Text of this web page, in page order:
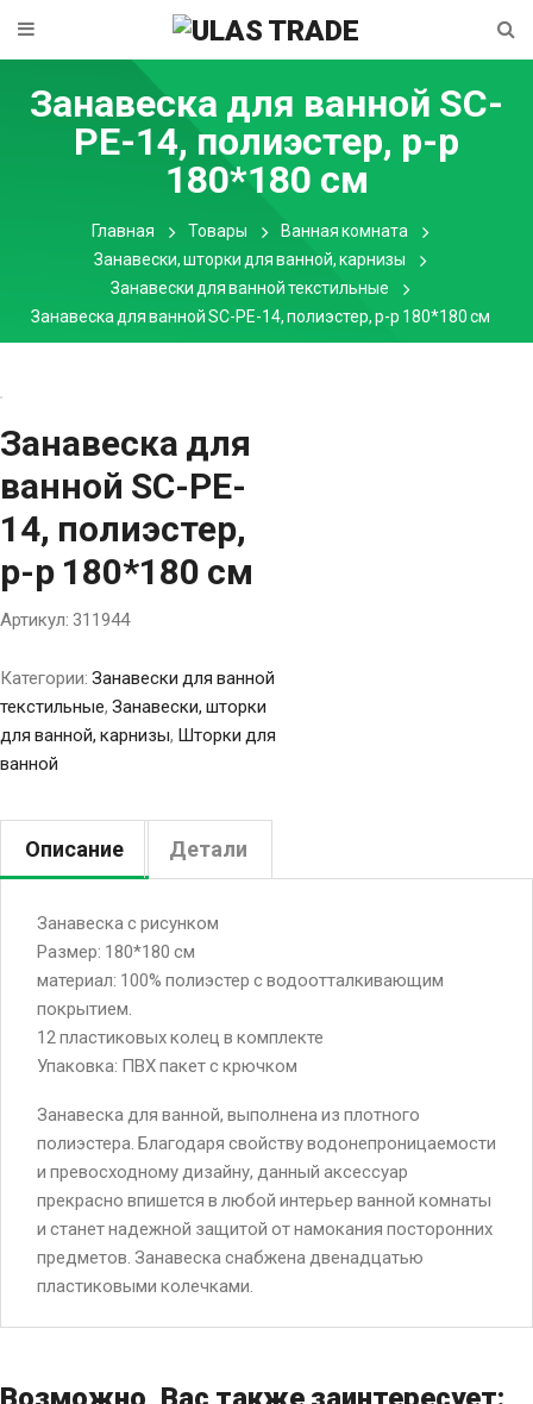
Занавеска для ванной SC-
PE-14, полиэстер, р-р
180*180 см
Главная Товары
Ванная комната
Занавески, шторки для ванной, карнизы
Занавески для ванной текстильные
Занавеска для ванной SC-PE-14, полиэстер, р-р 180*180 см
Занавеска для
ванной SC-PE-
14, полиэстер,
р-р 180*180 см
Артикул: 311944
Категории: Занавески для ванной
текстильные, Занавески, шторки
для ванной, карнизы, Шторки для
ванной
Описание Детали
Занавеска с рисунком
Размер: 180*180 см
материал: 100% полиэстер с водоотталкивающим
покрытием.
12 пластиковых колец в комплекте
Упаковка: ПВХ пакет с крючком
Занавеска для ванной, выполнена из плотного
полиэстера. Благодаря свойству водонепроницаемости
и превосходному дизайну, данный аксессуар
прекрасно впишется в любой интерьер ванной комнаты
и станет надежной защитой от намокания посторонних
предметов. Занавеска снабжена двенадцатью
пластиковыми колечками.